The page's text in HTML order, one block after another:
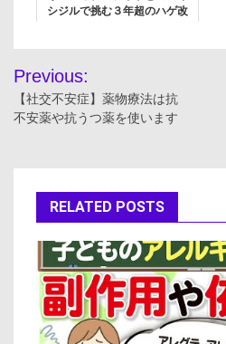
シジルで挑む３年超のハゲ改
投
稿
ゲ
ー
シ
ョ
Previous:
【社交不安症】薬物療法は抗
不安薬や抗うつ薬を使います
RELATED POSTS